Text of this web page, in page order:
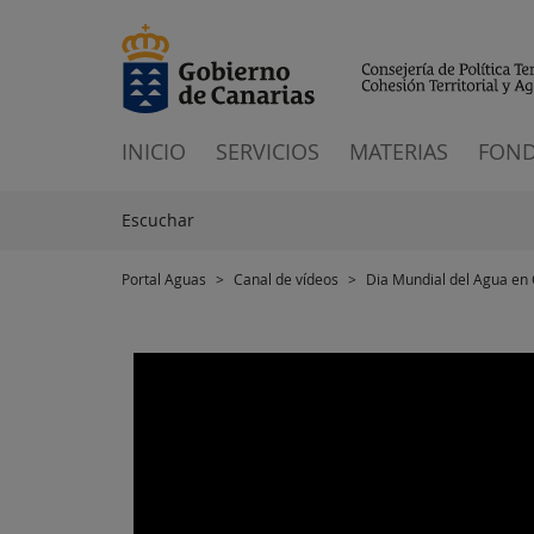
INICIO SERVICIOS MATERIAS
Escuchar
Portal Aguas > Canal de vídeos > Dia Mundial del Agua en